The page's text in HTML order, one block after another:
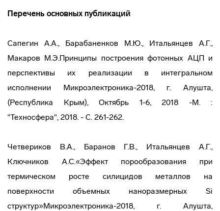
Перечень основных публикаций
Сапегин А.А., Барабаненков М.Ю., Итальянцев А.Г.,
Макаров М.Э.Принципы построения фотонных АЦП и
перспективы их реализации в интегральном
исполнении Микроэлектроника-2018, г. Алушта,
(Республика Крым), Октябрь 1-6, 2018 -М. :
"Техносфера", 2018. - С. 261-262.
Четвериков В.А., Баранов Г.В., Итальянцев А.Г.,
Ключников А.С.«Эффект порообразования при
термическом росте силицидов металлов на
поверхности объемных наноразмерных Si
структур»Микроэлектроника-2018, г. Алушта,